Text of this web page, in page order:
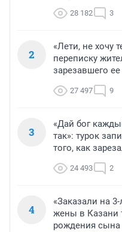
28 182 3
2
«Лети, не хочу
переписку
зарезавшего ее
27 497 9
3
«Дай бог
так»: турок
того, как
24 493 2
4
«Заказали на
жены в Казани
рождения сына